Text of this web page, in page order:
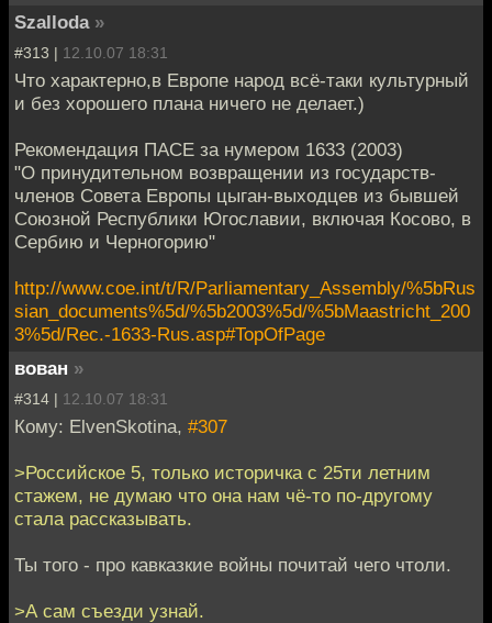
Szallodа »
#313 | 12.10.07 18:31
Что характерно,в Европе народ всё-таки культурный
и без хорошего плана ничего не делает.)
Рекомендация ПАСЕ за нумером 1633 (2003)
"О принудительном возвращении из государств-
членов Совета Европы цыган-выходцев из бывшей
Союзной Республики Югославии, включая Косово, в
Сербию и Черногорию"
http://www.coe.int/t/R/Parliamentary_Assembly/%5bRus
sian_documents%5d/%5b2003%5d/%5bMaastricht_200
3%5d/Rec.-1633-Rus.asp#TopOfPage
вован »
#314 | 12.10.07 18:31
Кому: ElvenSkotina, #307
>Российское 5, только историчка с 25ти летним
стажем, не думаю что она нам чё-то по-другому
стала рассказывать.
Ты того - про кавказкие войны почитай чего чтоли.
>А сам съезди узнай.